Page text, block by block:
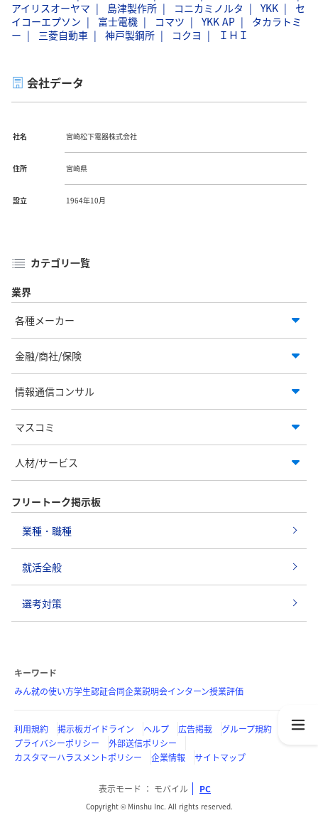
アイリスオーヤマ
島津製作所 コニカミノルタ YKK
セ
イコーエプソン
富士電機 コマツ YKK AP
タカラトミ
ー
三菱自動車 神戸製鋼所 コクヨ ＩＨＩ
会社データ
社名 宮崎松下電器株式会社
住所 宮崎県
設立 1964年10月
カテゴリ一覧
業界
各種メーカー
金融/商社/保険
情報通信コンサル
マスコミ
人材/サービス
フリートーク掲示板
業種・職種
就活全般
選考対策
キーワード
みん就の使い方学生認証合同企業説明会インターン授業評価
利用規約 掲示板ガイドライン ヘルプ 広告掲載
グループ規約
プライバシーポリシー
外部送信ポリシー
カスタマーハラスメントポリシー
企業情報 サイトマップ
表示モード モバイル PC
Copyright © Minshu Inc. All rights reserved.